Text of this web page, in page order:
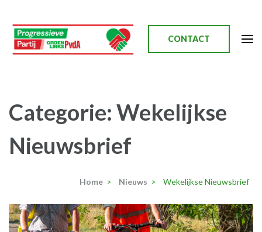
naar
inhoud
(Druk
CONTACT
Categorie:Wekelijkse
Nieuwsbrief
Home > Nieuws > Wekelijkse Nieuwsbrief